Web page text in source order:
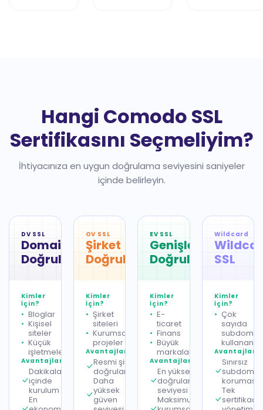
Hangi Comodo SSL
Sertifikasını Seçmeliyim?
İhtiyacınıza en uygun doğrulama seviyesini saniyeler
içinde belirleyin.
DV SSL
Domain
Doğrulama
Kimler
İçin?
Bloglar
Kişisel
siteler
Küçük
işletmeler
Avantajlar
Dakikalar
içinde
kurulum
En
OV SSL
Şirket
Doğrulama
Kimler
İçin?
Şirket
siteleri
Kurumsal
projeler
Avantajlar
Resmi şirket
doğrulaması
Daha
yüksek
güven
EV SSL
Genişletilmiş
Doğrulama
Kimler
İçin?
E-
ticaret
Finans
Büyük
markalar
Avantajlar
En yüksek
doğrulama
seviyesi
Maksimum
Wildcard
SSL
Kimler
İçin?
Çok
sayıda
kullananlar
Avantajlar
Sınırsız
koruması
Tek